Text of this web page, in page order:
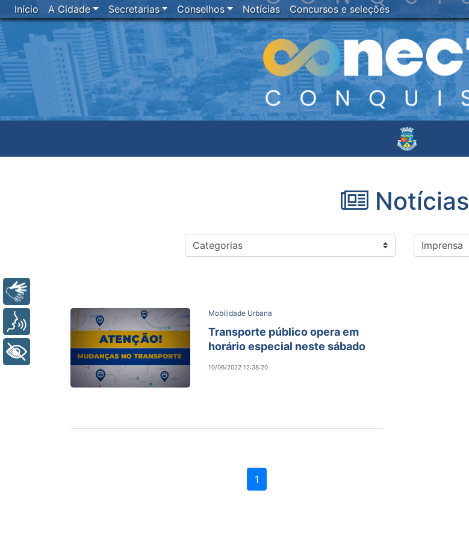
Início A Cidade Secretarias Conselhos Notícias Concursos e seleções
Notícias
Mobilidade Urbana
Transporte público opera em
horário especial neste sábado
10/06/2022 12:38:20
1
+ Acessibilidade